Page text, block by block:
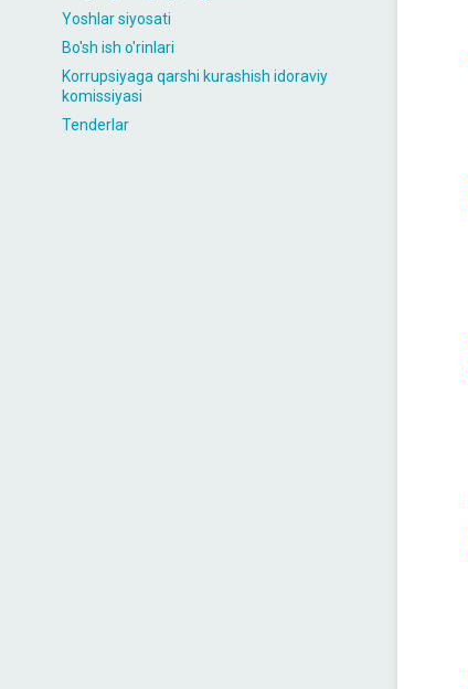
Yoshlar siyosati
Bo'sh ish o'rinlari
Korrupsiyaga qarshi kurashish idoraviy
komissiyasi
Tenderlar